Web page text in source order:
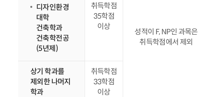
디자인환경
대학
건축학과
건축학전공
(5년제)
취득학점
35학점
이상
성적이 F, NP인 과목은
취득학점에서 제외
상기 학과를
제외한 나머지
학과
취득학점
33학점
이상